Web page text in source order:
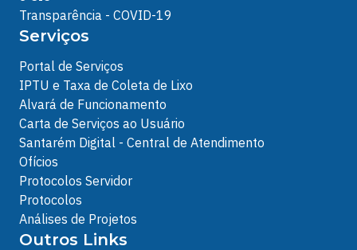
Transparência - COVID-19
Serviços
Portal de Serviços
IPTU e Taxa de Coleta de Lixo
Alvará de Funcionamento
Carta de Serviços ao Usuário
Santarém Digital - Central de Atendimento
Ofícios
Protocolos Servidor
Protocolos
Análises de Projetos
Outros Links